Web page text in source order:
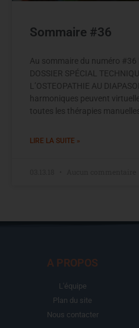
Sommaire #36
Au sommaire du numéro #36
DOSSIER SPÉCIAL
L’OSTEOPATHIE AU
harmoniques peuvent
toutes les thérapies
LIRE LA SUITE »
A PROPOS
L'équipe
Plan du site
Nous contacter